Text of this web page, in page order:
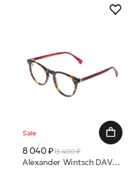
Sale
8 040 ₽13 400 ₽
Alexander Wintsch DAVOS AWD5003 SNOWBOARD C1 49/21 (Р)оправа